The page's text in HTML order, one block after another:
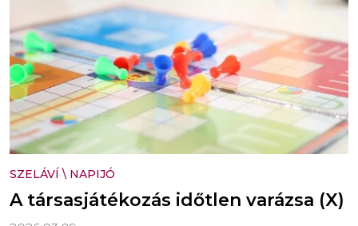
SZELÁVÍ \ NAPIJÓ
A társasjátékozás időtlen varázsa (X)